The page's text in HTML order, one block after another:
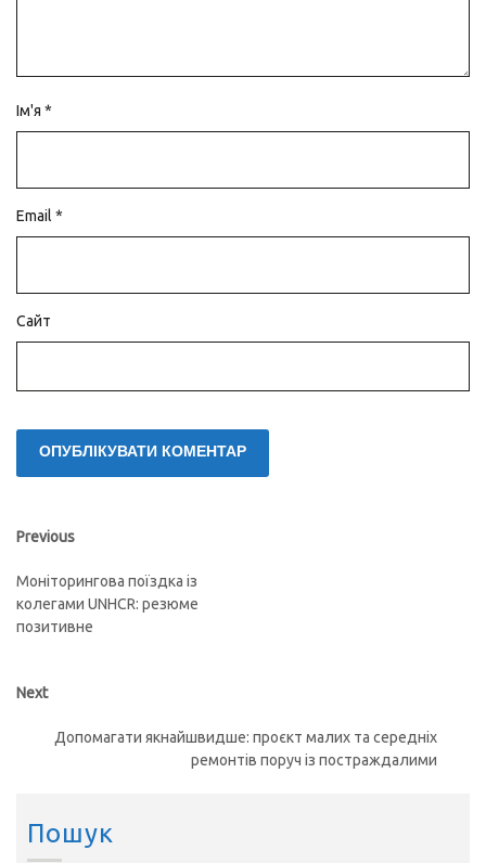
Ім'я *
Email *
Сайт
Навігація
записів
Previous
Previous
Моніторингова поїздка із
колегами UNHCR: резюме
позитивне
Next
Next
Допомагати якнайшвидше: проєкт малих та середніх
ремонтів поруч із постраждалими
Пошук